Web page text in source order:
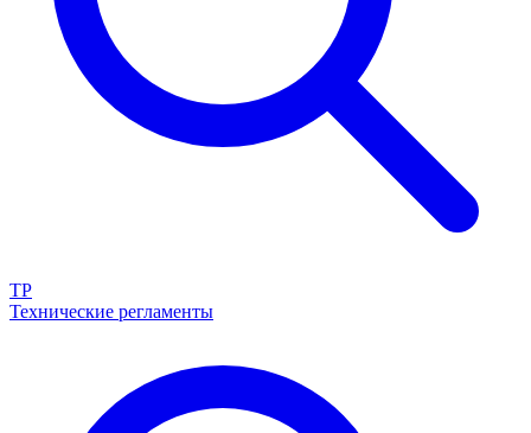
ТР
Технические регламенты